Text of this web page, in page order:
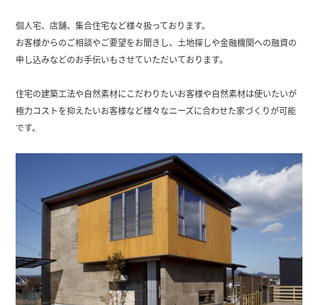
個人宅、店舗、集合住宅など様々扱っております。
お客様からのご相談やご要望をお聞きし、土地探しや金融機関への融資の
申し込みなどのお手伝いもさせていただいております。
住宅の建築工法や自然素材にこだわりたいお客様や自然素材は使いたいが
極力コストを抑えたいお客様など様々なニーズに合わせた家づくりが可能
です。